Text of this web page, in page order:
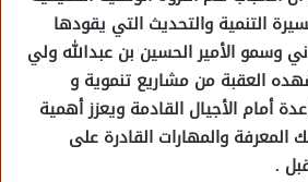
التنمية والتحديث التي يقودها
وسمو الأمير الحسين بن عبدالله ولي
العقبة من مشاريع تنموية و
أمام الأجيال القادمة ويعزز أهمية
المعرفة والمهارات القادرة على
.